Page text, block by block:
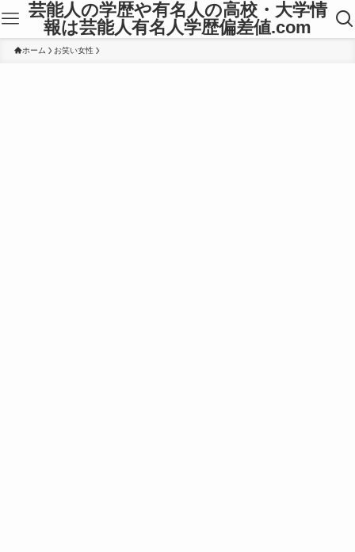
芸能人の学歴や有名人の高校・大学情
報は芸能人有名人学歴偏差値.com
ホーム お笑い女性